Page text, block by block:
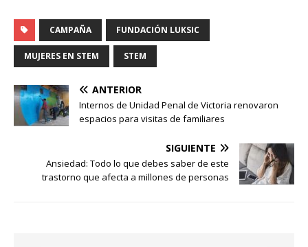
CAMPAÑA FUNDACIÓN LUKSIC
MUJERES EN STEM STEM
ANTERIOR
Internos de Unidad Penal de Victoria renovaron
espacios para visitas de familiares
SIGUIENTE
Ansiedad: Todo lo que debes saber de este
trastorno que afecta a millones de personas